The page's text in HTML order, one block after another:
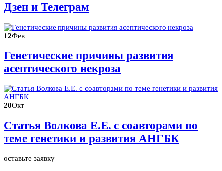
Дзен и Телеграм
12Фев
Генетические причины развития
асептического некроза
20Окт
Статья Волкова Е.Е. с соавторами по
теме генетики и развития АНГБК
оставьте заявку